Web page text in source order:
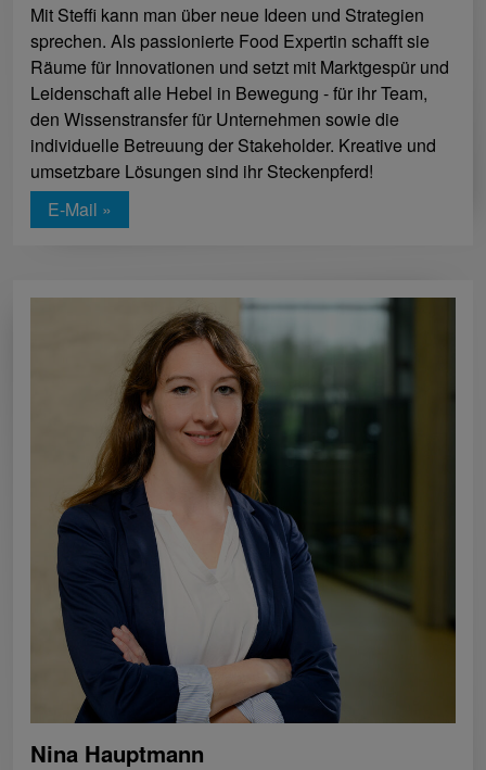
Mit Steffi kann man über neue Ideen und Strategien
sprechen. Als passionierte Food Expertin schafft sie
Räume für Innovationen und setzt mit Marktgespür und
Leidenschaft alle Hebel in Bewegung - für ihr Team,
den Wissenstransfer für Unternehmen sowie die
individuelle Betreuung der Stakeholder. Kreative und
umsetzbare Lösungen sind ihr Steckenpferd!
E-Mail »
Nina Hauptmann